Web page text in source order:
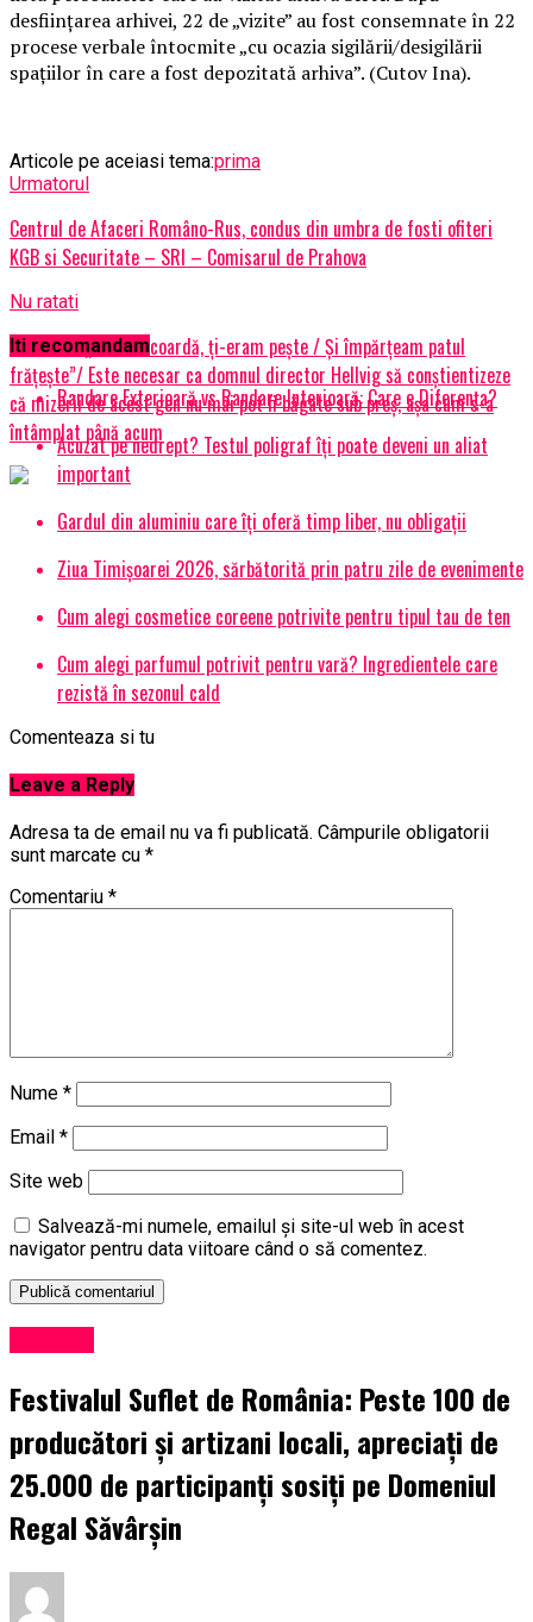
desființarea arhivei, 22 de „vizite” au fost consemnate în 22
procese verbale întocmite „cu ocazia sigilării/desigilării
spațiilor în care a fost depozitată arhiva”. (Cutov Ina).
Articole pe aceiasi tema:prima
Urmatorul
Centrul de Afaceri Româno-Rus, condus din umbra de fosti ofiteri
KGB si Securitate – SRI – Comisarul de Prahova
Nu ratati
EXCLUSIV/„Mi-erai coardă, ți-eram pește / Și împărțeam patul
frățește”/ Este necesar ca domnul director Hellvig să conştientizeze
că mizerii de acest gen nu mai pot fi băgate sub preș, așa cum s-a
întâmplat până acum
Iti recomandam
Randare Exterioară vs Randare Interioară: Care e Diferența?
Acuzat pe nedrept? Testul poligraf îţi poate deveni un aliat
important
Gardul din aluminiu care îți oferă timp liber, nu obligații
Ziua Timișoarei 2026, sărbătorită prin patru zile de evenimente
Cum alegi cosmetice coreene potrivite pentru tipul tau de ten
Cum alegi parfumul potrivit pentru vară? Ingredientele care
rezistă în sezonul cald
Comenteaza si tu
Leave a Reply
Adresa ta de email nu va fi publicată. Câmpurile obligatorii
sunt marcate cu *
Comentariu *
Nume *
Email *
Site web
Salvează-mi numele, emailul și site-ul web în acest
navigator pentru data viitoare când o să comentez.
Festivalul Suflet de România: Peste 100 de
producători și artizani locali, apreciați de
25.000 de participanți sosiți pe Domeniul
Regal Săvârșin